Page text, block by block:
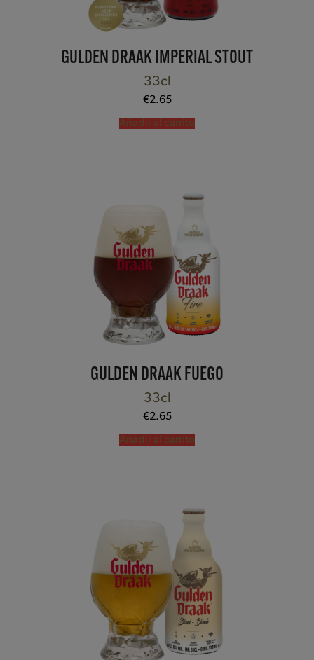
GULDEN DRAAK IMPERIAL STOUT
33cl
€2.65
Añadir al carrito
GULDEN DRAAK FUEGO
33cl
€2.65
Añadir al carrito